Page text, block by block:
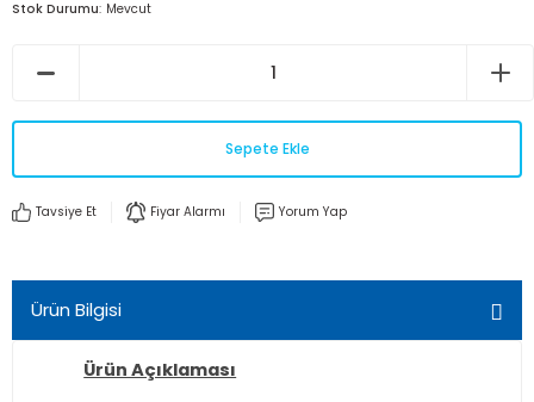
Stok Durumu Mevcut
Sepete Ekle
Tavsiye Et Fiyar Alarmı Yorum Yap
Ürün Bilgisi
Ürün Açıklaması